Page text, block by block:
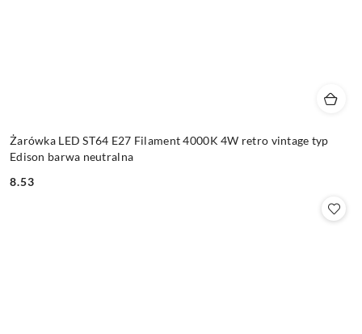
Żarówka LED ST64 E27 Filament 4000K 4W retro vintage typ
Edison barwa neutralna
Cena:
8.53